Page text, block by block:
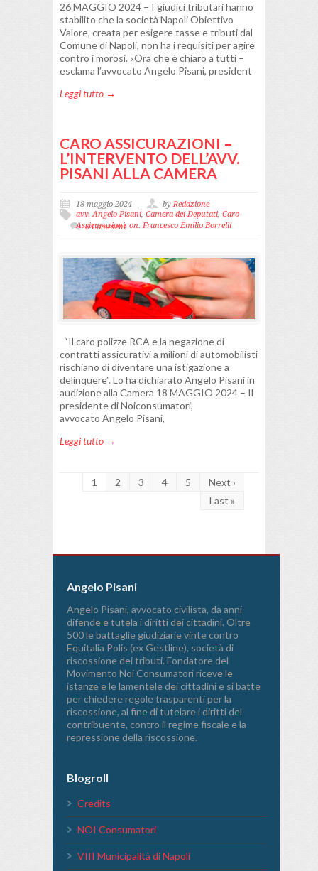
26 MAGGIO 2024 – I giudici tributari hanno
stabilito che la società Napoli Obiettivo
Valore, creata per esigere tasse e tributi dal
Comune di Napoli, non ha i requisiti per agire
contro i morosi. «Ora che è chiaro a tutti –
esclama l’avvocato Angelo Pisani, president
Leggi tutto →
CARO ASSICURAZIONI –
L’INTERVENTO DELL’AVV.
PISANI ALLA CAMERA
18 maggio 2024 byRedazione
avv. Angelo Pisani, Camera dei Deputati, Caro
Assicurazioni, on. Francesco Emilio Borrelli
0 Comment
“Il caro polizze RCA e la negazione di
contratti assicurativi a milioni di automobilisti
rischiano di diventare una istigazione a
delinquere”. Lo ha dichiarato Angelo Pisani in
audizione alla Camera 18 MAGGIO 2024 – Il
presidente di Noiconsumatori,
avvocato Angelo Pisani,
Leggi tutto →
1 2 3 4 5
Next ›
Last »
Angelo Pisani
Angelo Pisani, avvocato civilista, da anni
difende e tutela i diritti dei cittadini. Oltre
500 le battaglie giudiziarie vinte contro
Equitalia Polis (ex Gestline), società di
riscossione dei tributi. Fondatore del
Movimento Noi Consumatori riceve le
istanze e le lamentele dei cittadini e si batte
per chiedere regole trasparenti per la
riscossione, al fine di tutelare i diritti del
contribuente, contro il regime fiscale e la
repressione della riscossione.
Blogroll
Credits
NOI Consumatori
VIII Municipalità di Napoli